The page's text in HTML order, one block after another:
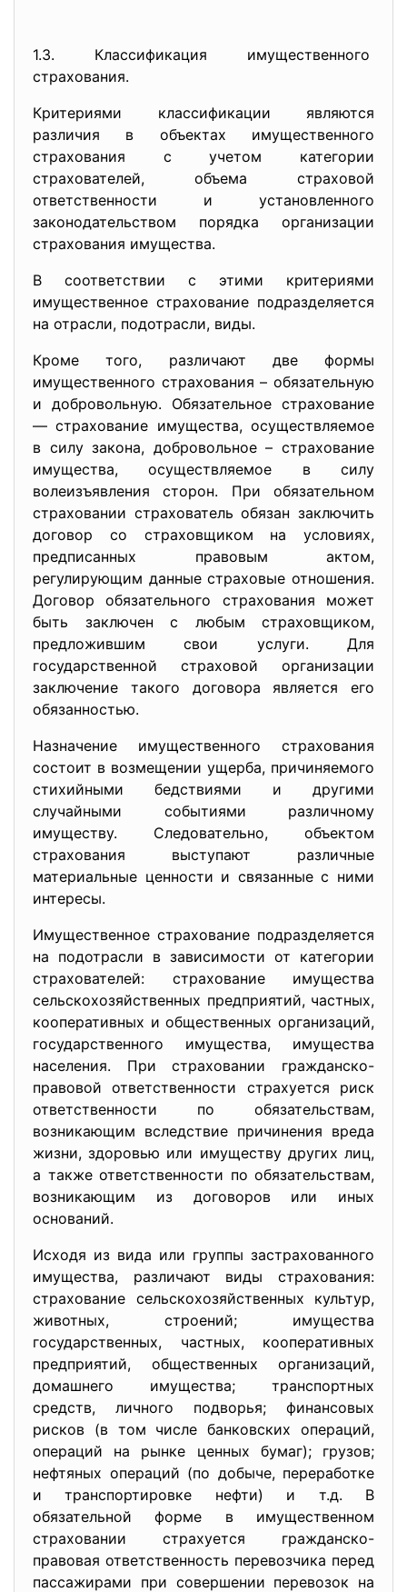
1.3. Классификация имущественного
страхования.
Критериями классификации являются
различия в объектах имущественного
страхования с учетом категории
страхователей, объема страховой
ответственности и установленного
законодательством порядка организации
страхования имущества.
В соответствии с этими критериями
имущественное страхование подразделяется
на отрасли, подотрасли, виды.
Кроме того, различают две формы
имущественного страхования – обязательную
и добровольную. Обязательное страхование
— страхование имущества, осуществляемое
в силу закона, добровольное – страхование
имущества, осуществляемое в силу
волеизъявления сторон. При обязательном
страховании страхователь обязан заключить
договор со страховщиком на условиях,
предписанных правовым актом,
регулирующим данные страховые отношения.
Договор обязательного страхования может
быть заключен с любым страховщиком,
предложившим свои услуги. Для
государственной страховой организации
заключение такого договора является его
обязанностью.
Назначение имущественного страхования
состоит в возмещении ущерба, причиняемого
стихийными бедствиями и другими
случайными событиями различному
имуществу. Следовательно, объектом
страхования выступают различные
материальные ценности и связанные с ними
интересы.
Имущественное страхование подразделяется
на подотрасли в зависимости от категории
страхователей: страхование имущества
сельскохозяйственных предприятий, частных,
кооперативных и общественных организаций,
государственного имущества, имущества
населения. При страховании гражданско-
правовой ответственности страхуется риск
ответственности по обязательствам,
возникающим вследствие причинения вреда
жизни, здоровью или имуществу других лиц,
а также ответственности по обязательствам,
возникающим из договоров или иных
оснований.
Исходя из вида или группы застрахованного
имущества, различают виды страхования:
страхование сельскохозяйственных культур,
животных, строений; имущества
государственных, частных, кооперативных
предприятий, общественных организаций,
домашнего имущества; транспортных
средств, личного подворья; финансовых
рисков (в том числе банковских операций,
операций на рынке ценных бумаг); грузов;
нефтяных операций (по добыче, переработке
и транспортировке нефти) и т.д. В
обязательной форме в имущественном
страховании страхуется гражданско-
правовая ответственность перевозчика перед
пассажирами при совершении перевозок на